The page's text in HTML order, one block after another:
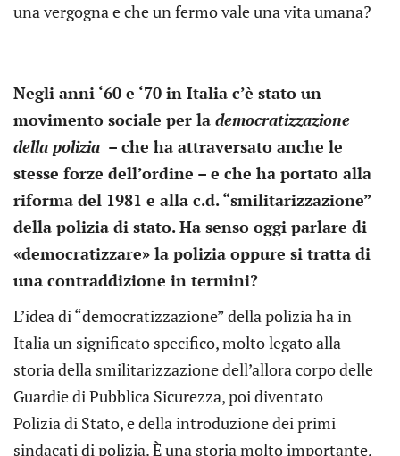
una vergogna e che un fermo vale una vita umana?
Negli anni ‘60 e ‘70 in Italia c’è stato un
movimento sociale per la democratizzazione
della polizia – che ha attraversato anche le
stesse forze dell’ordine – e che ha portato alla
riforma del 1981 e alla c.d. “smilitarizzazione”
della polizia di stato. Ha senso oggi parlare di
«democratizzare» la polizia oppure si tratta di
una contraddizione in termini?
L’idea di “democratizzazione” della polizia ha in
Italia un significato specifico, molto legato alla
storia della smilitarizzazione dell’allora corpo delle
Guardie di Pubblica Sicurezza, poi diventato
Polizia di Stato, e della introduzione dei primi
sindacati di polizia. È una storia molto importante,